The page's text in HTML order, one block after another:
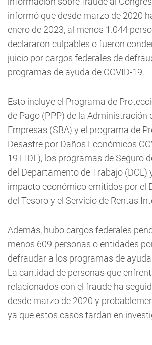
informó que desde marzo de 2020
enero de 2023, al menos 1.044
declararon culpables o fueron
juicio por cargos federales de
programas de ayuda de COVID-19.
Esto incluye el Programa de
de Pago (PPP) de la Administración
Empresas (SBA) y el programa de
Desastre por Daños Económicos
19 EIDL), los programas de Seguro
del Departamento de Trabajo (DOL)
impacto económico emitidos por el
del Tesoro y el Servicio de Rentas
Además, hubo cargos federales
menos 609 personas o entidades
defraudar a los programas de ayuda
La cantidad de personas que
relacionados con el fraude ha
desde marzo de 2020 y
ya que estos casos tardan en